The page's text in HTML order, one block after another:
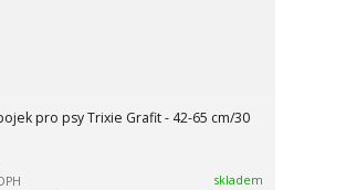
pro psy Trixie Grafit - 42-65 cm/30
skladem